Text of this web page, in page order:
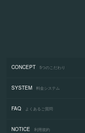
CONCEPT 5つのこだわり
SYSTEM 料金システム
FAQ よくあるご質問
NOTICE 利用規約